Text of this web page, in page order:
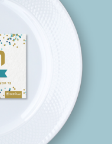
גלריות
מיוחדים
צור קשר
איזור אישי